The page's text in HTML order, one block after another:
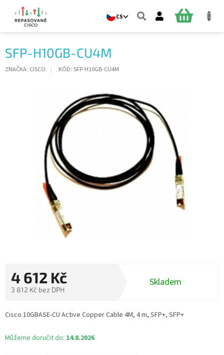
obsah
CS
NÁKUPNÍ
SFP-H10GB-CU4M
ZNAČKA: CISCO KÓD: SFP-H10GB-CU4M
4 612 Kč
3 812 Kč bez DPH
cena:
Skladem
Můžeme doručit do: 14.8.2026
Cisco 10GBASE-CU Active Copper Cable 4M, 4 m, SFP+, SFP+